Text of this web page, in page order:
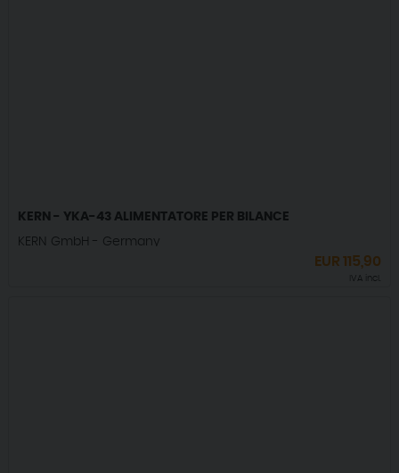
KERN - YKA-43 ALIMENTATORE PER BILANCE
KERN GmbH - Germany
EUR115,90
IVA incl.